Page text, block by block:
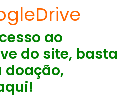
ao
do site, basta
doação,